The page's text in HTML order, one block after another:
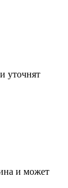
уточнят
и может